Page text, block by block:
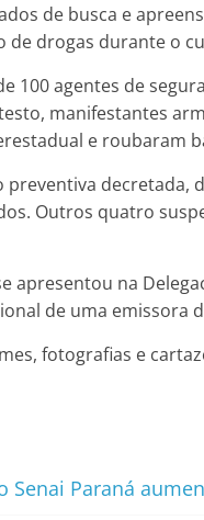
de busca e
drogas durante o
100 agentes de
manifestantes
e roubaram
preventiva
Outros quatro
apresentou na
de uma emissora
fotografias e
Senai Paraná